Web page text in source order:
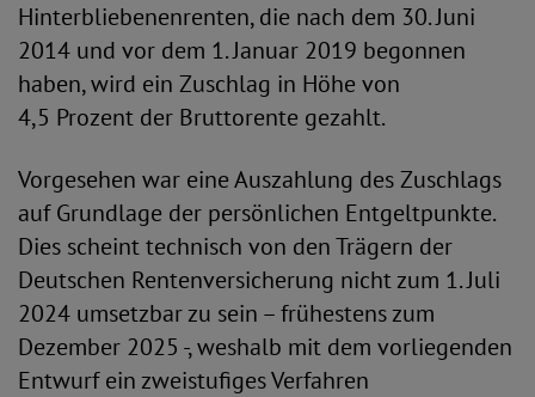
Hinterbliebenenrenten, die nach dem 30. Juni
2014 und vor dem 1. Januar 2019 begonnen
haben, wird ein Zuschlag in Höhe von
4,5 Prozent der Bruttorente gezahlt.
Vorgesehen war eine Auszahlung des Zuschlags
auf Grundlage der persönlichen Entgeltpunkte.
Dies scheint technisch von den Trägern der
Deutschen Rentenversicherung nicht zum 1. Juli
2024 umsetzbar zu sein – frühestens zum
Dezember 2025 -, weshalb mit dem vorliegenden
Entwurf ein zweistufiges Verfahren